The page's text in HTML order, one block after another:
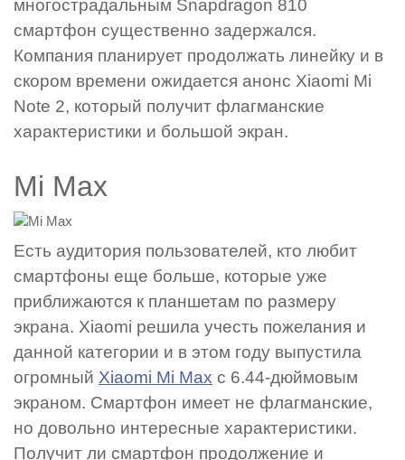
многострадальным Snapdragon 810
смартфон существенно задержался.
Компания планирует продолжать линейку и в
скором времени ожидается анонс Xiaomi Mi
Note 2, который получит флагманские
характеристики и большой экран.
Mi Max
Есть аудитория пользователей, кто любит
смартфоны еще больше, которые уже
приближаются к планшетам по размеру
экрана. Xiaomi решила учесть пожелания и
данной категории и в этом году выпустила
огромный Xiaomi Mi Max с 6.44-дюймовым
экраном. Смартфон имеет не флагманские,
но довольно интересные характеристики.
Получит ли смартфон продолжение и